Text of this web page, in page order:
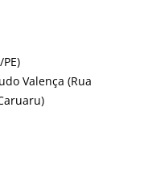
Valença (Rua